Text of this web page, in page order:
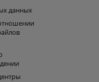
данных